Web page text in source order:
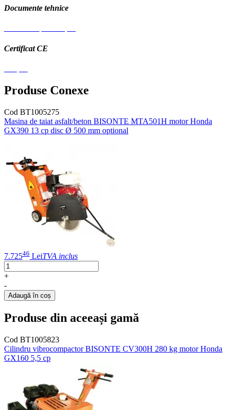
Documente tehnice
Certificat CE
Produse Conexe
Cod BT1005275
Masina de taiat asfalt/beton BISONTE MTA501H motor Honda
GX390 13 cp disc Ø 500 mm optional
7.72546 LeiTVA inclus
+
-
Adaugă în coș
Produse din aceeași gamă
Cod BT1005823
Cilindru vibrocompactor BISONTE CV300H 280 kg motor Honda
GX160 5,5 cp